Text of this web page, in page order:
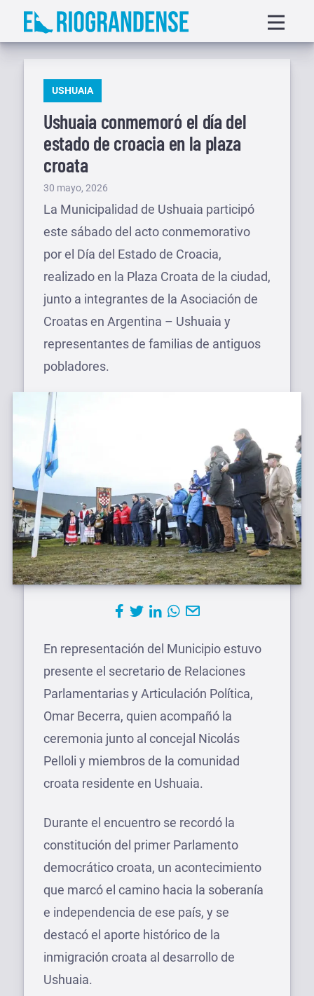
Saltar
menu
PUBLICADO
USHUAIA
Ushuaia conmemoró el día del
estado de croacia en la plaza
croata
Publicado
el
30 mayo, 2026
La Municipalidad de Ushuaia participó
este sábado del acto conmemorativo
por el Día del Estado de Croacia,
realizado en la Plaza Croata de la ciudad,
junto a integrantes de la Asociación de
Croatas en Argentina – Ushuaia y
representantes de familias de antiguos
pobladores.
En representación del Municipio estuvo
presente el secretario de Relaciones
Parlamentarias y Articulación Política,
Omar Becerra, quien acompañó la
ceremonia junto al concejal Nicolás
Pelloli y miembros de la comunidad
croata residente en Ushuaia.
Durante el encuentro se recordó la
constitución del primer Parlamento
democrático croata, un acontecimiento
que marcó el camino hacia la soberanía
e independencia de ese país, y se
destacó el aporte histórico de la
inmigración croata al desarrollo de
Ushuaia.